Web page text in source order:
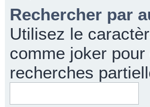
Rechercher par
Utilisez le
comme joker pour
recherches